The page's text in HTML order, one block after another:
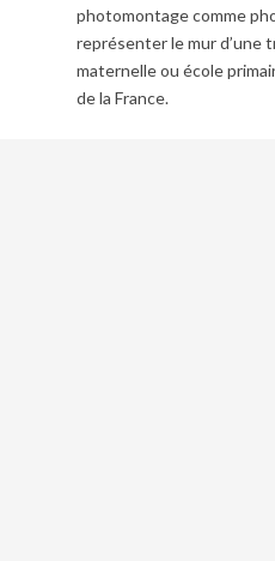
photomontage comme
représenter le mur d’une
maternelle ou école
de la France.